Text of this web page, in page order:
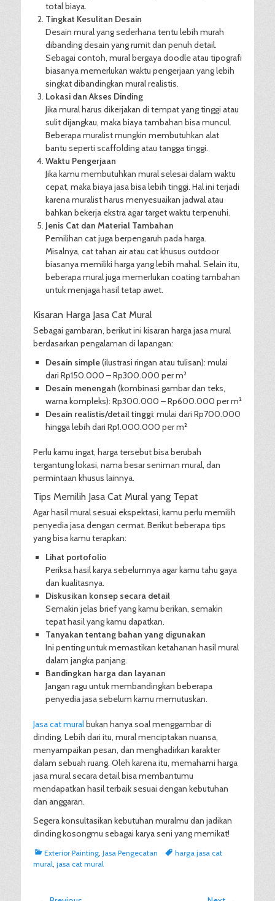
total biaya.
Tingkat Kesulitan Desain
Desain mural yang sederhana tentu lebih murah
dibanding desain yang rumit dan penuh detail.
Sebagai contoh, mural bergaya doodle atau tipografi
biasanya memerlukan waktu pengerjaan yang lebih
singkat dibandingkan mural realistis.
Lokasi dan Akses Dinding
Jika mural harus dikerjakan di tempat yang tinggi atau
sulit dijangkau, maka biaya tambahan bisa muncul.
Beberapa muralist mungkin membutuhkan alat
bantu seperti scaffolding atau tangga tinggi.
Waktu Pengerjaan
Jika kamu membutuhkan mural selesai dalam waktu
cepat, maka biaya jasa bisa lebih tinggi. Hal ini terjadi
karena muralist harus menyesuaikan jadwal atau
bahkan bekerja ekstra agar target waktu terpenuhi.
Jenis Cat dan Material Tambahan
Pemilihan cat juga berpengaruh pada harga.
Misalnya, cat tahan air atau cat khusus outdoor
biasanya memiliki harga yang lebih mahal. Selain itu,
beberapa mural juga memerlukan coating tambahan
untuk menjaga hasil tetap awet.
Kisaran Harga Jasa Cat Mural
Sebagai gambaran, berikut ini kisaran harga jasa mural
berdasarkan pengalaman di lapangan:
Desain simple(ilustrasi ringan atau tulisan): mulai
dari Rp150.000 – Rp300.000 per m²
Desain menengah (kombinasi gambar dan teks,
warna kompleks): Rp300.000 – Rp600.000 per m²
Desain realistis/detail tinggi: mulai dari Rp700.000
hingga lebih dari Rp1.000.000 per m²
Perlu kamu ingat, harga tersebut bisa berubah
tergantung lokasi, nama besar seniman mural, dan
permintaan khusus lainnya.
Tips Memilih Jasa Cat Mural yang Tepat
Agar hasil mural sesuai ekspektasi, kamu perlu memilih
penyedia jasa dengan cermat. Berikut beberapa tips
yang bisa kamu terapkan:
Lihat portofolio
Periksa hasil karya sebelumnya agar kamu tahu gaya
dan kualitasnya.
Diskusikan konsep secara detail
Semakin jelas brief yang kamu berikan, semakin
tepat hasil yang kamu dapatkan.
Tanyakan tentang bahan yang digunakan
Ini penting untuk memastikan ketahanan hasil mural
dalam jangka panjang.
Bandingkan harga dan layanan
Jangan ragu untuk membandingkan beberapa
penyedia jasa sebelum kamu memutuskan.
Jasa cat muralbukan hanya soal menggambar di
dinding. Lebih dari itu, mural menciptakan nuansa,
menyampaikan pesan, dan menghadirkan karakter
dalam sebuah ruang. Oleh karena itu, memahami harga
jasa mural secara detail bisa membantumu
mendapatkan hasil terbaik sesuai dengan kebutuhan
dan anggaran.
Segera konsultasikan kebutuhan muralmu dan jadikan
dinding kosongmu sebagai karya seni yang memikat!
Categories
Exterior Painting, Jasa Pengecatan Tagsharga jasa cat
mural, jasa cat mural